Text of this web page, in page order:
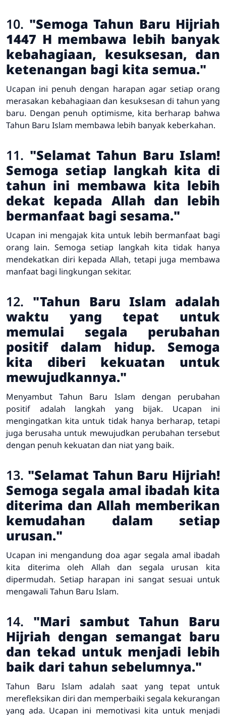
10. "Semoga Tahun Baru Hijriah
1447 H membawa lebih banyak
kebahagiaan, kesuksesan, dan
ketenangan bagi kita semua."
Ucapan ini penuh dengan harapan agar setiap orang
merasakan kebahagiaan dan kesuksesan di tahun yang
baru. Dengan penuh optimisme, kita berharap bahwa
Tahun Baru Islam membawa lebih banyak keberkahan.
11. "Selamat Tahun Baru Islam!
Semoga setiap langkah kita di
tahun ini membawa kita lebih
dekat kepada Allah dan lebih
bermanfaat bagi sesama."
Ucapan ini mengajak kita untuk lebih bermanfaat bagi
orang lain. Semoga setiap langkah kita tidak hanya
mendekatkan diri kepada Allah, tetapi juga membawa
manfaat bagi lingkungan sekitar.
12. "Tahun Baru Islam adalah
waktu yang tepat untuk
memulai segala perubahan
positif dalam hidup. Semoga
kita diberi kekuatan untuk
mewujudkannya."
Menyambut Tahun Baru Islam dengan perubahan
positif adalah langkah yang bijak. Ucapan ini
mengingatkan kita untuk tidak hanya berharap, tetapi
juga berusaha untuk mewujudkan perubahan tersebut
dengan penuh kekuatan dan niat yang baik.
13. "Selamat Tahun Baru Hijriah!
Semoga segala amal ibadah kita
diterima dan Allah memberikan
kemudahan dalam setiap
urusan."
Ucapan ini mengandung doa agar segala amal ibadah
kita diterima oleh Allah dan segala urusan kita
dipermudah. Setiap harapan ini sangat sesuai untuk
mengawali Tahun Baru Islam.
14. "Mari sambut Tahun Baru
Hijriah dengan semangat baru
dan tekad untuk menjadi lebih
baik dari tahun sebelumnya."
Tahun Baru Islam adalah saat yang tepat untuk
merefleksikan diri dan memperbaiki segala kekurangan
yang ada. Ucapan ini memotivasi kita untuk menjadi